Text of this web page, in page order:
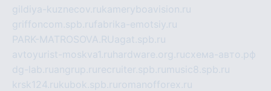
gildiya-kuznecov.rukameryboavision.ru
griffoncom.spb.rufabrika-emotsiy.ru
PARK-MATROSOVA.RUagat.spb.ru
avtoyurist-moskva1.ru hardware.org.ruсхема-авто.рф
dg-lab.ruangrup.ru recruiter.spb.ru music8.spb.ru
krsk124.rukubok.spb.ru romanofforex.ru